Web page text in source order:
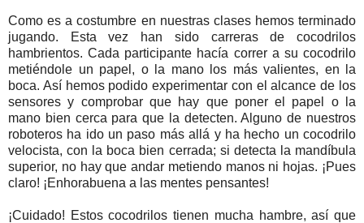
Como es a costumbre en nuestras clases hemos terminado
jugando. Esta vez han sido carreras de cocodrilos
hambrientos. Cada participante hacía correr a su cocodrilo
metiéndole un papel, o la mano los más valientes, en la
boca. Así hemos podido experimentar con el alcance de los
sensores y comprobar que hay que poner el papel o la
mano bien cerca para que la detecten. Alguno de nuestros
roboteros ha ido un paso más allá y ha hecho un cocodrilo
velocista, con la boca bien cerrada; si detecta la mandíbula
superior, no hay que andar metiendo manos ni hojas. ¡Pues
claro! ¡Enhorabuena a las mentes pensantes!
¡Cuidado! Estos cocodrilos tienen mucha hambre, así que